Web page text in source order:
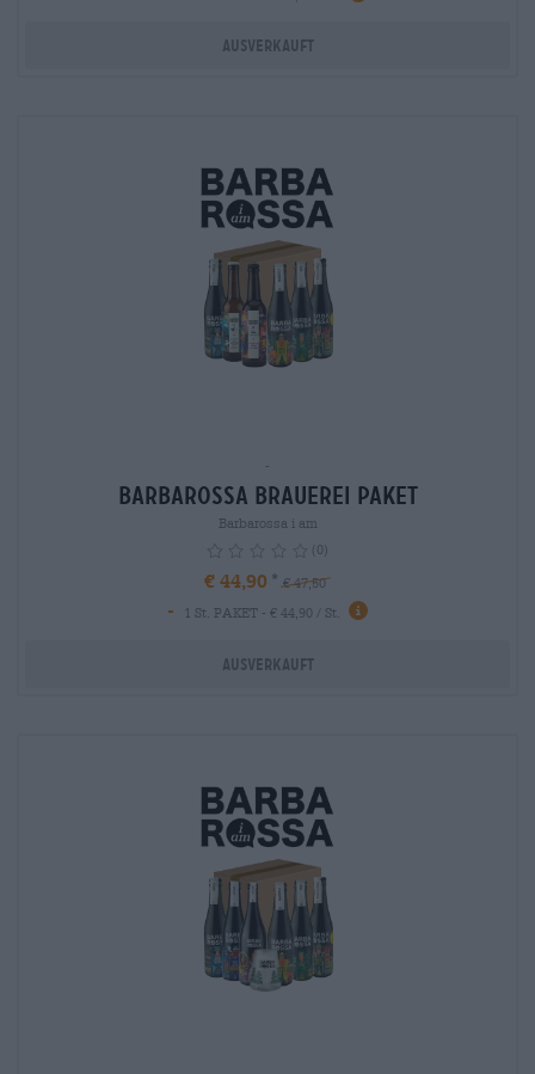
Ausverkauft
-
Barbarossa Brauerei Paket
Barbarossa i am
(0)
€ 44,90 € 47,50
- 1 St. PAKET - € 44,90 / St. info
Ausverkauft